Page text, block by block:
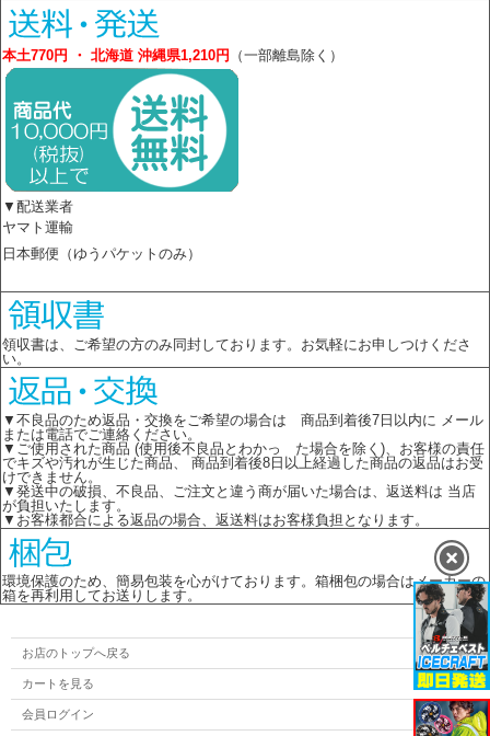
本土770円 ・ 北海道 沖縄県1,210円 （一部離島除く）
▼配送業者
ヤマト運輸
日本郵便（ゆうパケットのみ）
領収書は、ご希望の方のみ同封しております。お気軽にお申しつけくださ
い。
▼不良品のため返品・交換をご希望の場合は 商品到着後7日以内に メール
または電話でご連絡ください。
▼ご使用された商品 (使用後不良品とわかっ た場合を除く)、お客様の責任
でキズや汚れが生じた商品、 商品到着後8日以上経過した商品の返品はお受
けできません。
▼発送中の破損、不良品、ご注文と違う商が届いた場合は、返送料は 当店
が負担いたします。
▼お客様都合による返品の場合、返送料はお客様負担となります。
環境保護のため、簡易包装を心がけております。箱梱包の場合はメーカーの
箱を再利用してお送りします。
お店のトップへ戻る
カートを見る
会員ログイン